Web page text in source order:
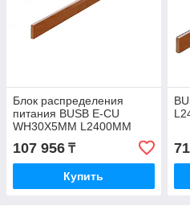
Блок распределения
питания BUSB E-CU
WH30X5MM L2400MM
107 956 ₸
Купить